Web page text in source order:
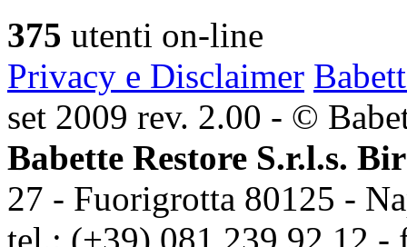
375 utenti on-line
Privacy e Disclaimer
set 2009 rev. 2.00 - ©
Babette Restore S.r.l.s.
27 - Fuorigrotta 80125 -